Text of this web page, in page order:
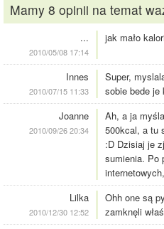
Mamy 8 opinii na temat
...
2010/05/08 17:14
jak mało
Innes
2010/07/15 11:33
Super,
sobie bede je
Joanne
2010/09/26 20:34
Ah, a ja
500kcal, a tu
:D Dzisiaj je
sumienia. Po
Lilka
2010/12/30 12:52
Ohh one są
zamknęli